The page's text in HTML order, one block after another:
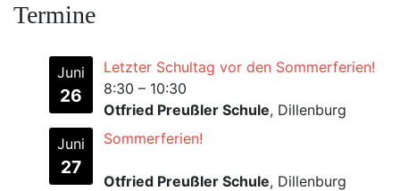
Termine
Juni
26
Letzter Schultag vor den Sommerferien!
8:30 – 10:30
Otfried Preußler Schule, Dillenburg
Juni
27
Sommerferien!
Otfried Preußler Schule, Dillenburg